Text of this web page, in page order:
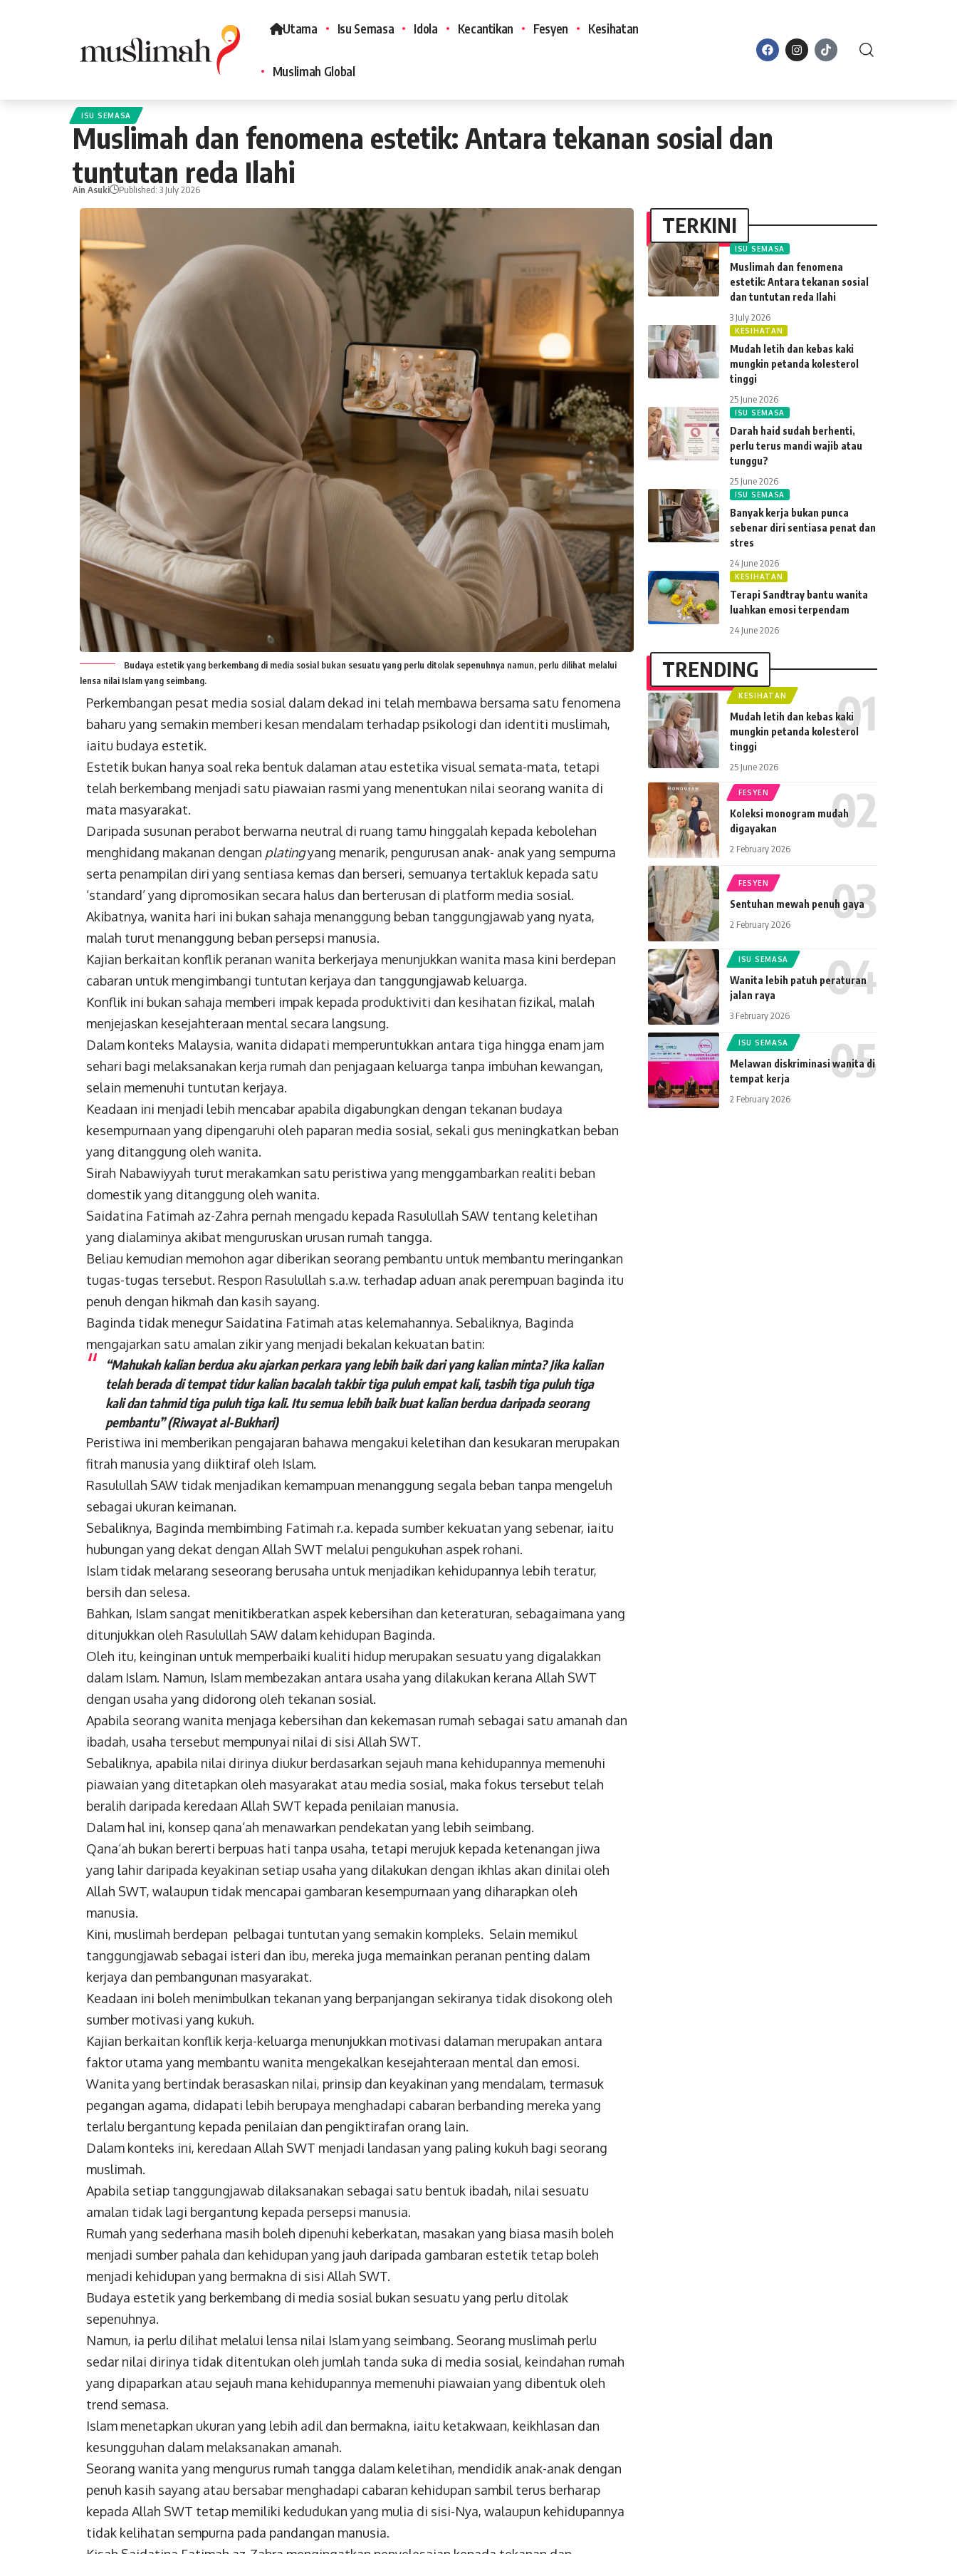
Utama Isu Semasa Idola Kecantikan Fesyen Kesihatan
Muslimah Global
ISU SEMASA
Muslimah dan fenomena estetik: Antara tekanan sosial dan
tuntutan reda Ilahi
Ain Asuki Published: 3 July 2026
Budaya estetik yang berkembang di media sosial bukan sesuatu yang perlu ditolak sepenuhnya namun, perlu dilihat melalui
lensa nilai Islam yang seimbang.
Perkembangan pesat media sosial dalam dekad ini telah membawa bersama satu fenomena
baharu yang semakin memberi kesan mendalam terhadap psikologi dan identiti muslimah,
iaitu budaya estetik.
Estetik bukan hanya soal reka bentuk dalaman atau estetika visual semata-mata, tetapi
telah berkembang menjadi satu piawaian rasmi yang menentukan nilai seorang wanita di
mata masyarakat.
Daripada susunan perabot berwarna neutral di ruang tamu hinggalah kepada kebolehan
menghidang makanan dengan platingyang menarik, pengurusan anak- anak yang sempurna
serta penampilan diri yang sentiasa kemas dan berseri, semuanya tertakluk kepada satu
‘standard’ yang dipromosikan secara halus dan berterusan di platform media sosial.
Akibatnya, wanita hari ini bukan sahaja menanggung beban tanggungjawab yang nyata,
malah turut menanggung beban persepsi manusia.
Kajian berkaitan konflik peranan wanita berkerjaya menunjukkan wanita masa kini berdepan
cabaran untuk mengimbangi tuntutan kerjaya dan tanggungjawab keluarga.
Konflik ini bukan sahaja memberi impak kepada produktiviti dan kesihatan fizikal, malah
menjejaskan kesejahteraan mental secara langsung.
Dalam konteks Malaysia, wanita didapati memperuntukkan antara tiga hingga enam jam
sehari bagi melaksanakan kerja rumah dan penjagaan keluarga tanpa imbuhan kewangan,
selain memenuhi tuntutan kerjaya.
Keadaan ini menjadi lebih mencabar apabila digabungkan dengan tekanan budaya
kesempurnaan yang dipengaruhi oleh paparan media sosial, sekali gus meningkatkan beban
yang ditanggung oleh wanita.
Sirah Nabawiyyah turut merakamkan satu peristiwa yang menggambarkan realiti beban
domestik yang ditanggung oleh wanita.
Saidatina Fatimah az-Zahra pernah mengadu kepada Rasulullah SAW tentang keletihan
yang dialaminya akibat menguruskan urusan rumah tangga.
Beliau kemudian memohon agar diberikan seorang pembantu untuk membantu meringankan
tugas-tugas tersebut. Respon Rasulullah s.a.w. terhadap aduan anak perempuan baginda itu
penuh dengan hikmah dan kasih sayang.
Baginda tidak menegur Saidatina Fatimah atas kelemahannya. Sebaliknya, Baginda
mengajarkan satu amalan zikir yang menjadi bekalan kekuatan batin:
“Mahukah kalian berdua aku ajarkan perkara yang lebih baik dariyang kalian minta? Jika kalian
telah berada di tempat tidur kalianbacalah takbir tiga puluh empat kali, tasbih tiga puluh tiga
kali dantahmid tiga puluh tiga kali. Itu semua lebih baik buat kalian berduadaripada seorang
pembantu”(Riwayat al-Bukhari)
Peristiwa ini memberikan pengajaran bahawa mengakui keletihan dan kesukaran merupakan
fitrah manusia yang diiktiraf oleh Islam.
Rasulullah SAW tidak menjadikan kemampuan menanggung segala beban tanpa mengeluh
sebagai ukuran keimanan.
Sebaliknya, Baginda membimbing Fatimah r.a. kepada sumber kekuatan yang sebenar, iaitu
hubungan yang dekat dengan Allah SWT melalui pengukuhan aspek rohani.
Islam tidak melarang seseorang berusaha untuk menjadikan kehidupannya lebih teratur,
bersih dan selesa.
Bahkan, Islam sangat menitikberatkan aspek kebersihan dan keteraturan, sebagaimana yang
ditunjukkan oleh Rasulullah SAW dalam kehidupan Baginda.
Oleh itu, keinginan untuk memperbaiki kualiti hidup merupakan sesuatu yang digalakkan
dalam Islam. Namun, Islam membezakan antara usaha yang dilakukan kerana Allah SWT
dengan usaha yang didorong oleh tekanan sosial.
Apabila seorang wanita menjaga kebersihan dan kekemasan rumah sebagai satu amanah dan
ibadah, usaha tersebut mempunyai nilai di sisi Allah SWT.
Sebaliknya, apabila nilai dirinya diukur berdasarkan sejauh mana kehidupannya memenuhi
piawaian yang ditetapkan oleh masyarakat atau media sosial, maka fokus tersebut telah
beralih daripada keredaan Allah SWT kepada penilaian manusia.
Dalam hal ini, konsep qana‘ah menawarkan pendekatan yang lebih seimbang.
Qana‘ah bukan bererti berpuas hati tanpa usaha, tetapi merujuk kepada ketenangan jiwa
yang lahir daripada keyakinan setiap usaha yang dilakukan dengan ikhlas akan dinilai oleh
Allah SWT, walaupun tidak mencapai gambaran kesempurnaan yang diharapkan oleh
manusia.
Kini, muslimah berdepan pelbagai tuntutan yang semakin kompleks. Selain memikul
tanggungjawab sebagai isteri dan ibu, mereka juga memainkan peranan penting dalam
kerjaya dan pembangunan masyarakat.
Keadaan ini boleh menimbulkan tekanan yang berpanjangan sekiranya tidak disokong oleh
sumber motivasi yang kukuh.
Kajian berkaitan konflik kerja-keluarga menunjukkan motivasi dalaman merupakan antara
faktor utama yang membantu wanita mengekalkan kesejahteraan mental dan emosi.
Wanita yang bertindak berasaskan nilai, prinsip dan keyakinan yang mendalam, termasuk
pegangan agama, didapati lebih berupaya menghadapi cabaran berbanding mereka yang
terlalu bergantung kepada penilaian dan pengiktirafan orang lain.
Dalam konteks ini, keredaan Allah SWT menjadi landasan yang paling kukuh bagi seorang
muslimah.
Apabila setiap tanggungjawab dilaksanakan sebagai satu bentuk ibadah, nilai sesuatu
amalan tidak lagi bergantung kepada persepsi manusia.
Rumah yang sederhana masih boleh dipenuhi keberkatan, masakan yang biasa masih boleh
menjadi sumber pahala dan kehidupan yang jauh daripada gambaran estetik tetap boleh
menjadi kehidupan yang bermakna di sisi Allah SWT.
Budaya estetik yang berkembang di media sosial bukan sesuatu yang perlu ditolak
sepenuhnya.
Namun, ia perlu dilihat melalui lensa nilai Islam yang seimbang. Seorang muslimah perlu
sedar nilai dirinya tidak ditentukan oleh jumlah tanda suka di media sosial, keindahan rumah
yang dipaparkan atau sejauh mana kehidupannya memenuhi piawaian yang dibentuk oleh
trend semasa.
Islam menetapkan ukuran yang lebih adil dan bermakna, iaitu ketakwaan, keikhlasan dan
kesungguhan dalam melaksanakan amanah.
Seorang wanita yang mengurus rumah tangga dalam keletihan, mendidik anak-anak dengan
penuh kasih sayang atau bersabar menghadapi cabaran kehidupan sambil terus berharap
kepada Allah SWT tetap memiliki kedudukan yang mulia di sisi-Nya, walaupun kehidupannya
tidak kelihatan sempurna pada pandangan manusia.
TERKINI
ISU SEMASA
Muslimah dan fenomena
estetik: Antara tekanan sosial
dan tuntutan reda Ilahi
3 July 2026
KESIHATAN
Mudah letih dan kebas kaki
mungkin petanda kolesterol
tinggi
25 June 2026
ISU SEMASA
Darah haid sudah berhenti,
perlu terus mandi wajib atau
tunggu?
25 June 2026
ISU SEMASA
Banyak kerja bukan punca
sebenar diri sentiasa penat dan
stres
24 June 2026
KESIHATAN
Terapi Sandtray bantu wanita
luahkan emosi terpendam
24 June 2026
TRENDING
KESIHATAN
Mudah letih dan kebas kaki
mungkin petanda kolesterol
tinggi
25 June 2026
FESYEN
Koleksi monogram mudah
digayakan
2 February 2026
FESYEN
Sentuhan mewah penuh gaya
2 February 2026
ISU SEMASA
Wanita lebih patuh peraturan
jalan raya
3 February 2026
ISU SEMASA
Melawan diskriminasi wanita di
tempat kerja
2 February 2026